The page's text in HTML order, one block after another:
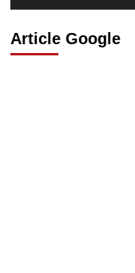
Article Google